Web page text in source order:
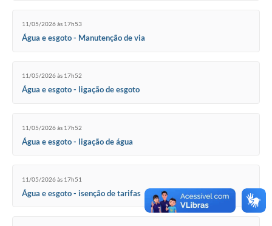
11/05/2026 às 17h53
Água e esgoto - Manutenção de via
11/05/2026 às 17h52
Água e esgoto - ligação de esgoto
11/05/2026 às 17h52
Água e esgoto - ligação de água
11/05/2026 às 17h51
Água e esgoto - isenção de tarifas